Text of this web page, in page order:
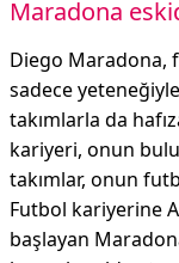
Maradona
Diego Maradona,
sadece
takımlarla da
kariyeri, onun
takımlar, onun
Futbol kariyerine
başlayan